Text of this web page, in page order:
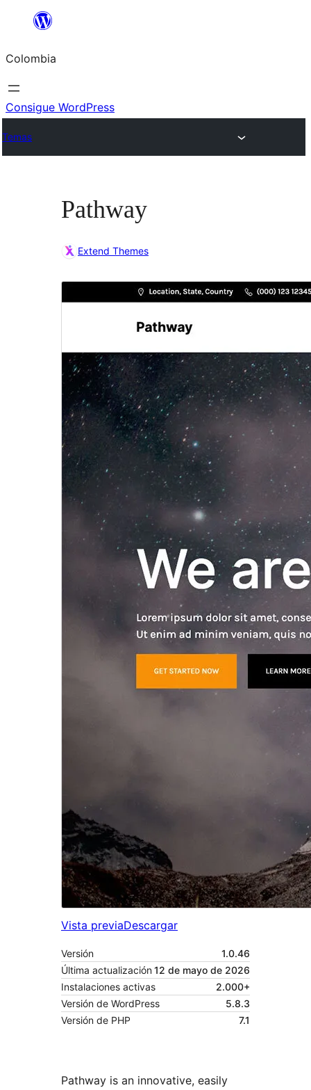
Saltar
contenido
Colombia
Consigue WordPress
Temas
Pathway
Extend Themes
Vista previaDescargar
Versión
1.0.46
Última actualización12 de mayo de 2026
Instalaciones activas
2.000+
Versión de WordPress
5.8.3
Versión de PHP
7.1
Pathway is an innovative, easily